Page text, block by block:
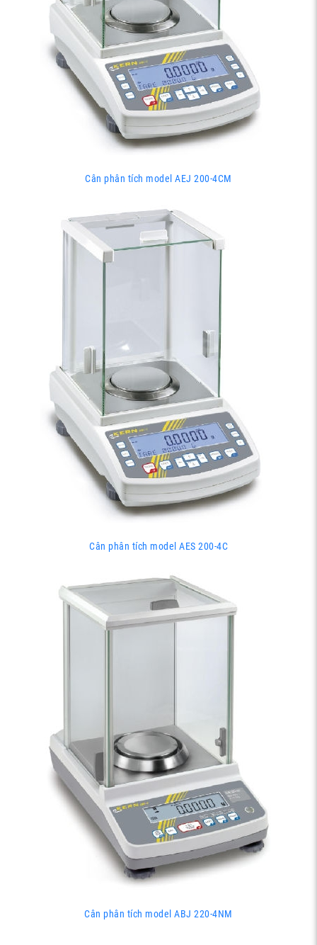
Cân phân tích model AEJ 200-4CM
Cân phân tích model AES 200-4C
Cân phân tích model ABJ 220-4NM